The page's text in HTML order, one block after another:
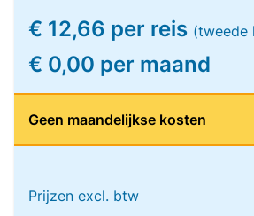
€ 12,66 per reis (tweede
€ 0,00 per maand
Geen maandelijkse kosten
Prijzen excl. btw